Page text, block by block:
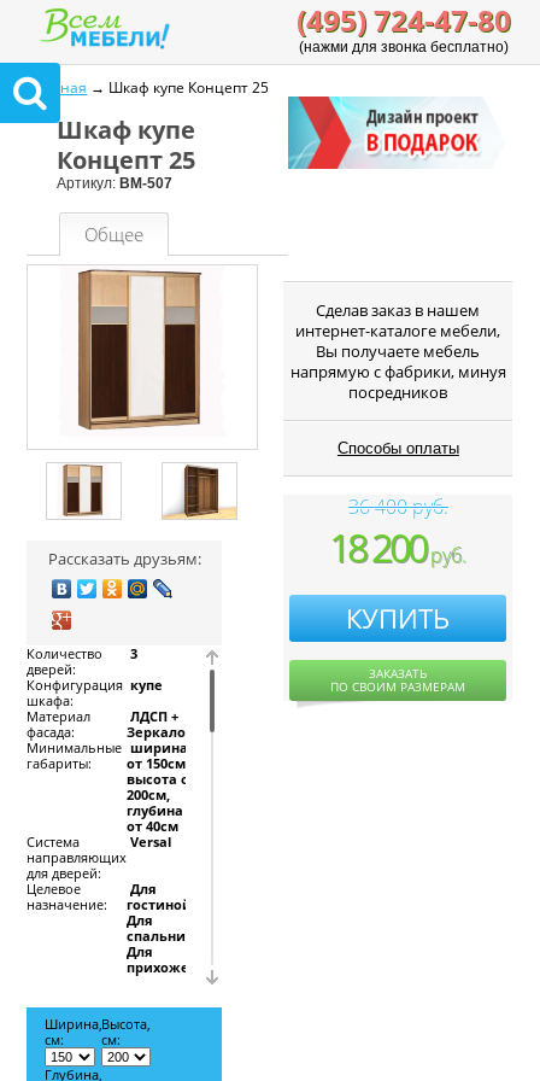
(495) 724-47-80
(нажми для звонка бесплатно)
Главная → Шкаф купе Концепт 25
Шкаф купе
Концепт 25
Артикул: ВМ-507
Общее
Рассказать друзьям:
Количество
дверей:
3
Конфигурация
шкафа:
купе
Материал
фасада:
ЛДСП +
Зеркало
Минимальные
габариты:
ширина
от 150см,
высота от
200см,
глубина
от 40см
Система
направляющих
для дверей:
Versal
Целевое
назначение:
Для
гостиной,
Для
спальни,
Для
прихожей
Мы сможем
выполнить
фотопечать любого
изображения,
Ширина,
см:
Высота,
см:
Глубина,
Cделав заказ в нашем
интернет-каталоге мебели,
Вы получаете мебель
напрямую с фабрики, минуя
посредников
Способы оплаты
36 400 руб.
18 200руб.
КУПИТЬ
ЗАКАЗАТЬ
ПО СВОИМ РАЗМЕРАМ